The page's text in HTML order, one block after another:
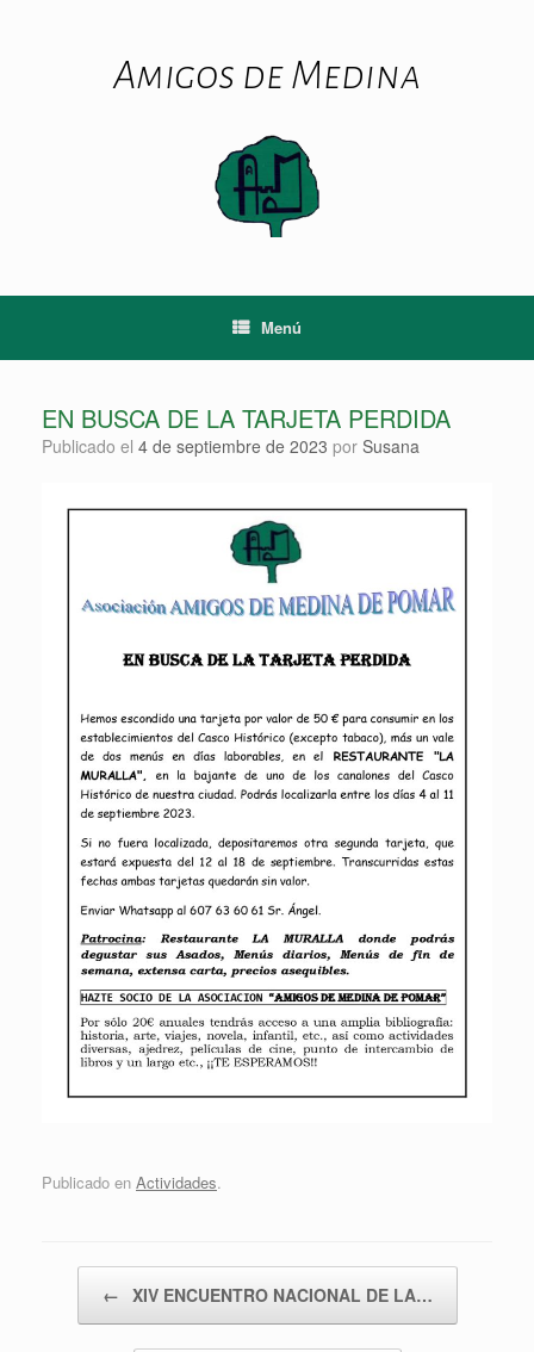
Amigos de Medina
Menú
EN BUSCA DE LA TARJETA PERDIDA
Publicado el 4 de septiembre de 2023 por Susana
Publicado en Actividades.
← XIV ENCUENTRO NACIONAL DE LA…